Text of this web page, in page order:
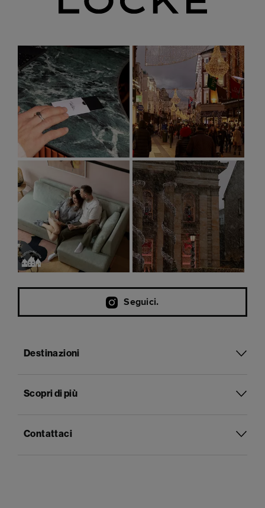
Seguici.
Destinazioni
Scopri di più
Contattaci